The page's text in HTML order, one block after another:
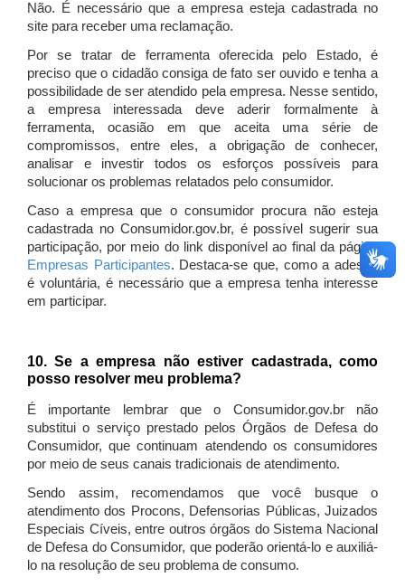
Não. É necessário que a empresa esteja cadastrada no
site para receber uma reclamação.
Por se tratar de ferramenta oferecida pelo Estado, é
preciso que o cidadão consiga de fato ser ouvido e tenha a
possibilidade de ser atendido pela empresa. Nesse sentido,
a empresa interessada deve aderir formalmente à
ferramenta, ocasião em que aceita uma série de
compromissos, entre eles, a obrigação de conhecer,
analisar e investir todos os esforços possíveis para
solucionar os problemas relatados pelo consumidor.
Caso a empresa que o consumidor procura não esteja
cadastrada no Consumidor.gov.br, é possível sugerir sua
participação, por meio do link disponível ao final da página
Empresas Participantes. Destaca-se que, como a adesão
é voluntária, é necessário que a empresa tenha interesse
em participar.
10. Se a empresa não estiver cadastrada, como
posso resolver meu problema?
É importante lembrar que o Consumidor.gov.br não
substitui o serviço prestado pelos Órgãos de Defesa do
Consumidor, que continuam atendendo os consumidores
por meio de seus canais tradicionais de atendimento.
Sendo assim, recomendamos que você busque o
atendimento dos Procons, Defensorias Públicas, Juizados
Especiais Cíveis, entre outros órgãos do Sistema Nacional
de Defesa do Consumidor, que poderão orientá-lo e auxiliá-
lo na resolução de seu problema de consumo.